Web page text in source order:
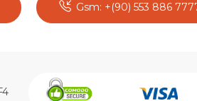
Gsm: +(90) 553 886